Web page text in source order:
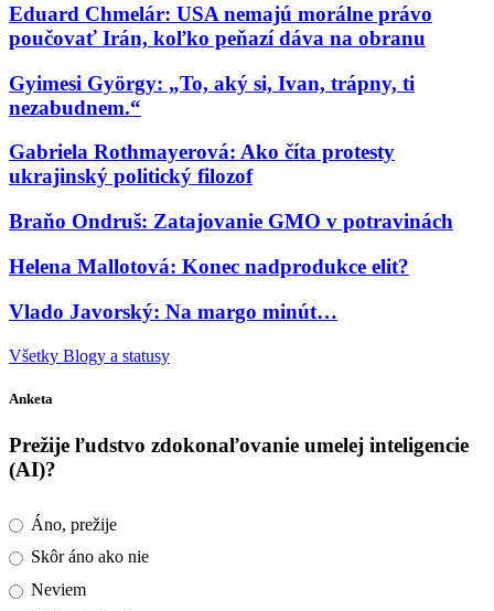
Eduard Chmelár: USA nemajú morálne právo
poučovať Irán, koľko peňazí dáva na obranu
Gyimesi György: „To, aký si, Ivan, trápny, ti
nezabudnem.“
Gabriela Rothmayerová: Ako číta protesty
ukrajinský politický filozof
Braňo Ondruš: Zatajovanie GMO v potravinách
Helena Mallotová: Konec nadprodukce elit?
Vlado Javorský: Na margo minút…
Všetky Blogy a statusy
Anketa
Prežije ľudstvo zdokonaľovanie umelej inteligencie
(AI)?
Áno, prežije
Skôr áno ako nie
Neviem